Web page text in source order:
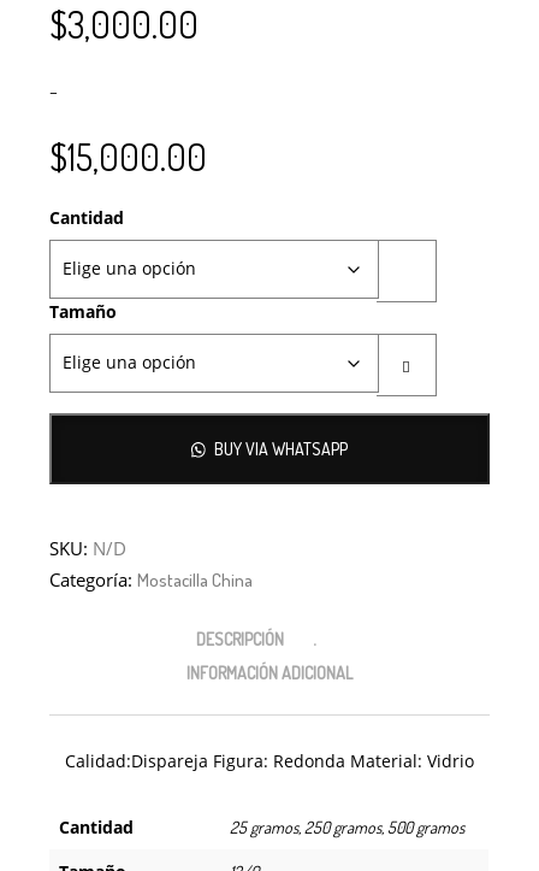
$3,000.00
–
$15,000.00
Cantidad
Tamaño
BUY VIA WHATSAPP
SKU: N/D
Categoría:Mostacilla China
DESCRIPCIÓN
INFORMACIÓN ADICIONAL
Calidad:Dispareja Figura: Redonda Material: Vidrio
Cantidad 25 gramos, 250 gramos, 500 gramos